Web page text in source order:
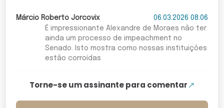
Márcio Roberto Jorcovix
06.03.2026 08:06
É impressionante Alexandre de Moraes não ter
ainda um processo de impeachment no
Senado. Isto mostra como nossas instituições
estão corroídas
Torne-se um assinante para comentar